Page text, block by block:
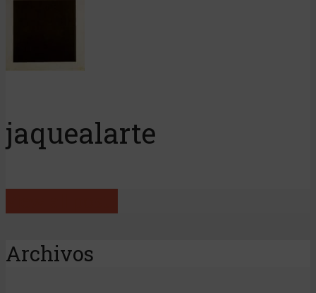
jaquealarte
Archivos